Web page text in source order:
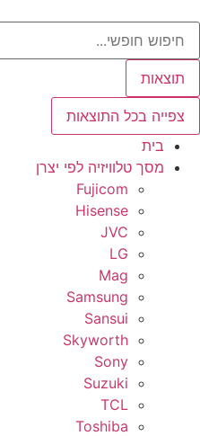
תוצאות
צפייה בכל התוצאות
בית
מסך טלוויזיה לפי יצרן
Fujicom
Hisense
JVC
LG
Mag
Samsung
Sansui
Skyworth
Sony
Suzuki
TCL
Toshiba